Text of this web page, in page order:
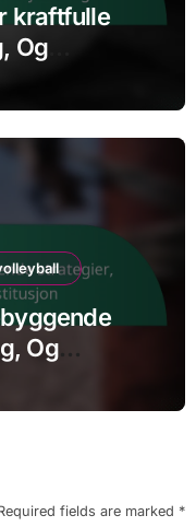
kraftfulle
Og
Og
fields are marked *